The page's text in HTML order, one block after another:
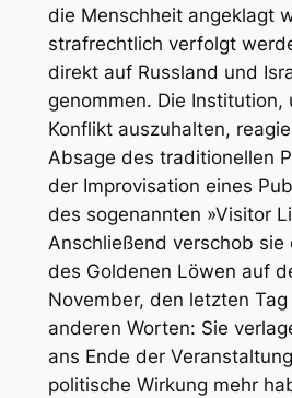
die Menschheit angeklagt
strafrechtlich verfolgt
direkt auf Russland und
genommen. Die Institution,
Konflikt auszuhalten,
Absage des traditionellen
der Improvisation eines
des sogenannten »Visitor
Anschließend verschob sie
des Goldenen Löwen auf
November, den letzten
anderen Worten: Sie
ans Ende der
politische Wirkung mehr